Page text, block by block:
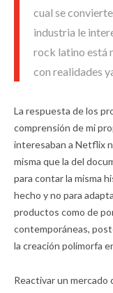
cual se
industria le
rock latino está
con realidades
La respuesta de los
comprensión de mi
interesaban a Netflix
misma que la del
para contar la misma
hecho y no para
productos como de
contemporáneas,
la creación polimorfa
Reactivar un mercado